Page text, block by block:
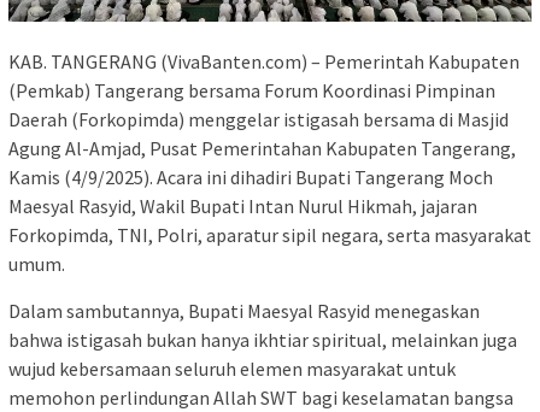
KAB. TANGERANG (VivaBanten.com) – Pemerintah Kabupaten
(Pemkab) Tangerang bersama Forum Koordinasi Pimpinan
Daerah (Forkopimda) menggelar istigasah bersama di Masjid
Agung Al-Amjad, Pusat Pemerintahan Kabupaten Tangerang,
Kamis (4/9/2025). Acara ini dihadiri Bupati Tangerang Moch
Maesyal Rasyid, Wakil Bupati Intan Nurul Hikmah, jajaran
Forkopimda, TNI, Polri, aparatur sipil negara, serta masyarakat
umum.
Dalam sambutannya, Bupati Maesyal Rasyid menegaskan
bahwa istigasah bukan hanya ikhtiar spiritual, melainkan juga
wujud kebersamaan seluruh elemen masyarakat untuk
memohon perlindungan Allah SWT bagi keselamatan bangsa